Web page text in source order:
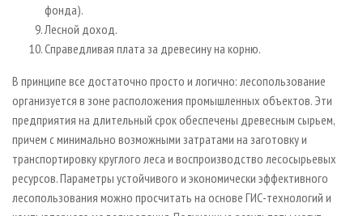
фонда).
Лесной доход.
Справедливая плата за древесину на корню.
В принципе все достаточно просто и логично: лесопользование
организуется в зоне расположения промышленных объектов. Эти
предприятия на длительный срок обеспечены древесным сырьем,
причем с минимально возможными затратами на заготовку и
транспортировку круглого леса и воспроизводство лесосырьевых
ресурсов. Параметры устойчивого и экономически эффективного
лесопользования можно просчитать на основе ГИС-технологий и